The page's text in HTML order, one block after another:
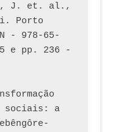
J. et. al.,
Porto
- 978-65-
e pp. 236 -
sociais: a